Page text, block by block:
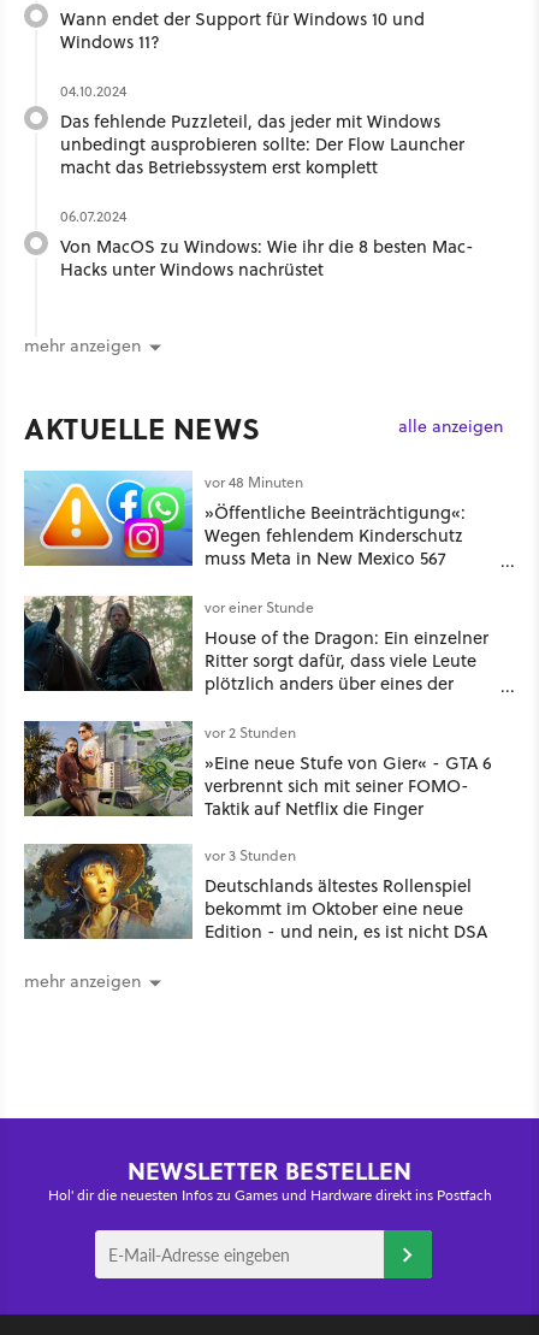
Wann endet der Support für Windows 10 und
Windows 11?
04.10.2024
Das fehlende Puzzleteil, das jeder mit Windows
unbedingt ausprobieren sollte: Der Flow Launcher
macht das Betriebssystem erst komplett
06.07.2024
Von MacOS zu Windows: Wie ihr die 8 besten Mac-
Hacks unter Windows nachrüstet
mehr anzeigen
AKTUELLE NEWS alle anzeigen
vor 48 Minuten
»Öffentliche Beeinträchtigung«:
Wegen fehlendem Kinderschutz
muss Meta in New Mexico 567
vor einer Stunde
House of the Dragon: Ein einzelner
Ritter sorgt dafür, dass viele Leute
plötzlich anders über eines der
Thrones denken
vor 2 Stunden
»Eine neue Stufe von Gier« - GTA 6
verbrennt sich mit seiner FOMO-
Taktik auf Netflix die Finger
vor 3 Stunden
Deutschlands ältestes Rollenspiel
bekommt im Oktober eine neue
Edition - und nein, es ist nicht DSA
mehr anzeigen
NEWSLETTER BESTELLEN
Hol' dir die neuesten Infos zu Games und Hardware direkt ins Postfach